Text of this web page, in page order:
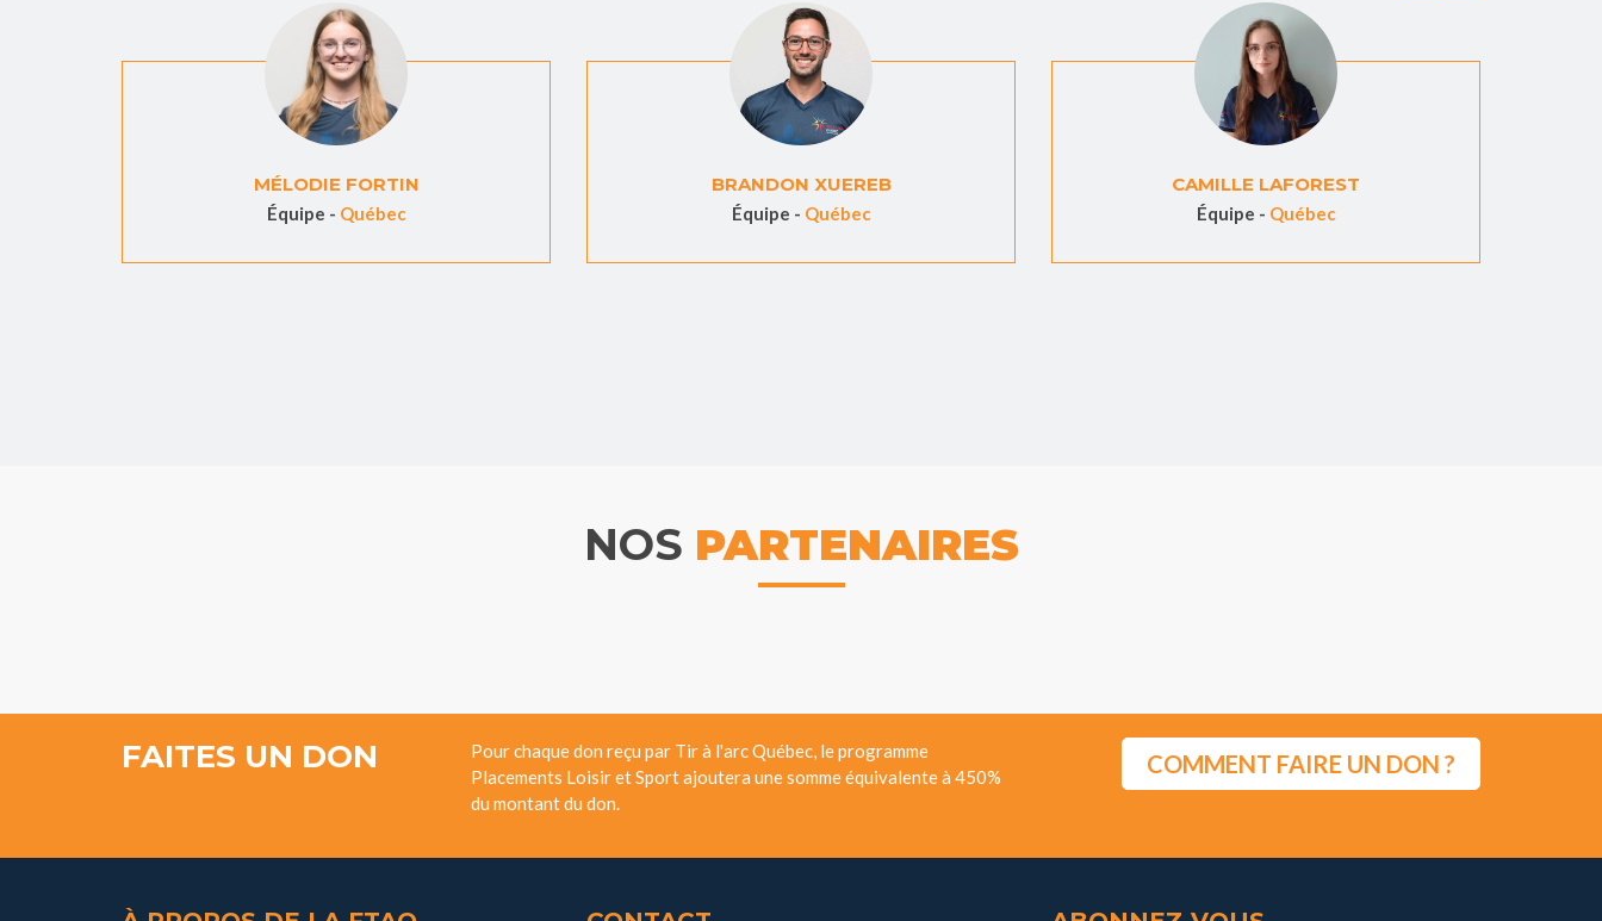
MÉLODIE FORTIN
Équipe - Québec
BRANDON XUEREB
Équipe - Québec
CAMILLE LAFOREST
Équipe - Québec
NOS PARTENAIRES
FAITES UN DON
Pour chaque don reçu par Tir à l'arc Québec, le programme
Placements Loisir et Sport ajoutera une somme équivalente à 450%
du montant du don.
COMMENT FAIRE UN DON ?